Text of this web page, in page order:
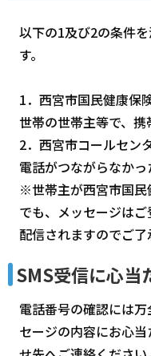
以下の1及び2の条件
す。
1．西宮市国民健康保
世帯の世帯主等で、
2．西宮市コールセン
電話がつながらなかっ
※世帯主が西宮市国民
でも、メッセージは
配信されますのでご了
SMS受信に心当
電話番号の確認には
セージの内容にお心